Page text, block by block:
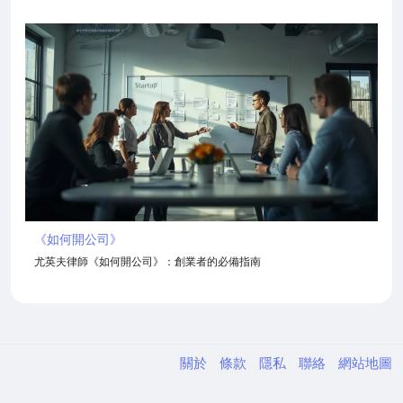
《如何開公司》
尤英夫律師《如何開公司》：創業者的必備指南
關於 條款 隱私 聯絡 網站地圖